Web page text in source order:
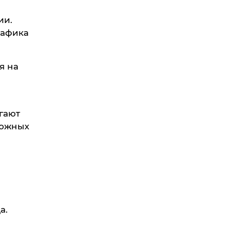
на